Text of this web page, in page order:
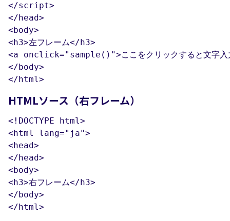
</script>
</head>
<body>
<h3>左フレーム</h3>
<a onclick="sample()">ここをクリックすると文字入
</body>
</html>
HTMLソース（右フレーム）
<!DOCTYPE html>
<html lang="ja">
<head>
</head>
<body>
<h3>右フレーム</h3>
</body>
</html>